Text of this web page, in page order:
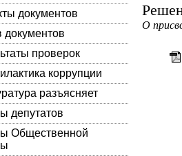
документов
документов
проверок
коррупции
разъясняет
депутатов
Общественной
О